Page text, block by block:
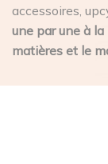
accessoires,
une par une à
matières et le